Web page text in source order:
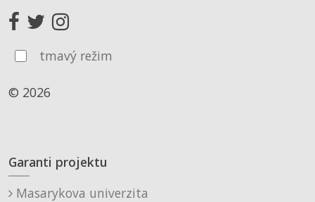
tmavý režim
© 2026
Garanti projektu
Masarykova univerzita